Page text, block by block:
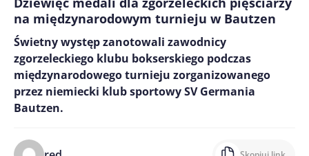
na międzynarodowym turnieju w Bautzen
Świetny występ zanotowali zawodnicy
zgorzeleckiego klubu bokserskiego podczas
międzynarodowego turnieju zorganizowanego
przez niemiecki klub sportowy SV Germania
Bautzen.